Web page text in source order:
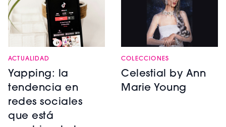
ACTUALIDAD
Yapping: la
tendencia en
redes sociales
que está
COLECCIONES
Celestial by Ann
Marie Young